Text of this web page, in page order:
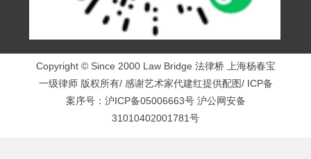
Copyright © Since 2000 Law Bridge 法律桥 上海杨春宝
一级律师 版权所有/ 感谢艺术家代建红提供配图/ ICP备
案序号： 沪ICP备05006663号 沪公网安备
31010402001781号